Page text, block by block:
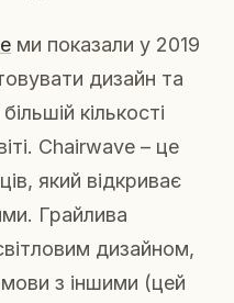
ми показали у 2019
дизайн та
кількості
Chairwave – це
який відкриває
Грайлива
дизайном,
з іншими (цей